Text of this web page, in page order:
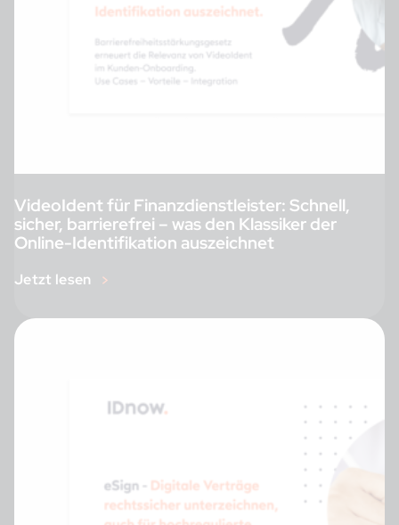
VideoIdent für Finanzdienstleister: Schnell,
sicher, barrierefrei – was den Klassiker der
Online-Identifikation auszeichnet
Jetzt lesen